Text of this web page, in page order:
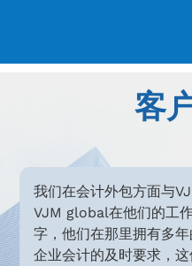
客
我们在会计外包方面与
VJM global在他们的工
字，他们在那里拥有多
企业会计的及时要求，